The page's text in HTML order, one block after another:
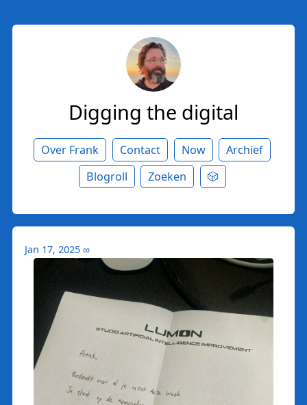
Digging the digital
Over Frank Contact Now
Archief
Blogroll
Zoeken 🎲
Jan 17, 2025 ∞